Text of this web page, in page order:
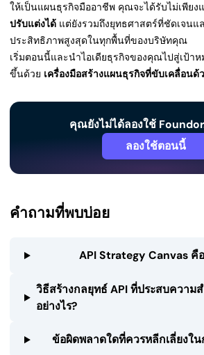
ให้เป็นแผนธุรกิจมืออาชีพ คุณจะได้รับไม่เพียง
ปรับแต่งได้ แต่ยังรวมถึงยุทธศาสตร์ที่ชัดเจนแ
ประสิทธิภาพสูงสุดในทุกพื้นที่ของบริษัทคุณ
เริ่มตอนนี้และนำไอเดียธุรกิจของคุณไปสู่เป้า
ขึ้นด้วย เครื่องมือสร้างแผนธุรกิจที่ขับเคลื่อนด้
คุณยังไม่ได้ลองใช้
ลองใช้ตอนนี้
คำถามที่พบบ่อย
API Strategy Canvas คื
วิธีสร้างกลยุทธ์ API ที่ประสบความส
อย่างไร?
ข้อผิดพลาดใดที่ควรหลีกเลี่ยงใน